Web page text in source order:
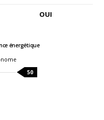
OUI
énergétique
50